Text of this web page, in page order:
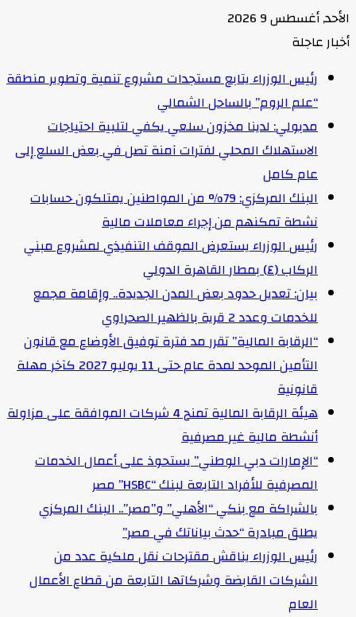
الأحد, أغسطس 9 2026
أخبار عاجلة
رئيس الوزراء يتابع مستجدات مشروع تنمية وتطوير منطقة
“علم الروم” بالساحل الشمالي
مدبولي: لدينا مخزون سلعي يكفي لتلبية احتياجات
الاستهلاك المحلي لفترات آمنة تصل في بعض السلع إلى
عام كامل
البنك المركزي: 79% من المواطنين يمتلكون حسابات
نشطة تمكنهم من إجراء معاملات مالية
رئيس الوزراء يستعرض الموقف التنفيذي لمشروع مبني
الركاب (٤) بمطار القاهرة الدولي
بيان: تعديل حدود بعض المدن الجديدة.. وإقامة مجمع
للخدمات وعدد 2 قرية بالظهير الصحراوي
“الرقابة المالية” تقرر مد فترة توفيق الأوضاع مع قانون
التأمين الموحد لمدة عام حتى 11 يوليو 2027 كآخر مهلة
قانونية
هيئة الرقابة المالية تمنح 4 شركات الموافقة على مزاولة
أنشطة مالية غير مصرفية
“الإمارات دبي الوطني” يستحوذ على أعمال الخدمات
المصرفية للأفراد التابعة لبنك “HSBC” مصر
بالشراكة مع بنكي “الأهلي” و”مصر”.. البنك المركزي
يطلق مبادرة “حدث بياناتك في مصر”
رئيس الوزراء يناقش مقترحات نقل ملكية عدد من
الشركات القابضة وشركاتها التابعة من قطاع الأعمال
العام